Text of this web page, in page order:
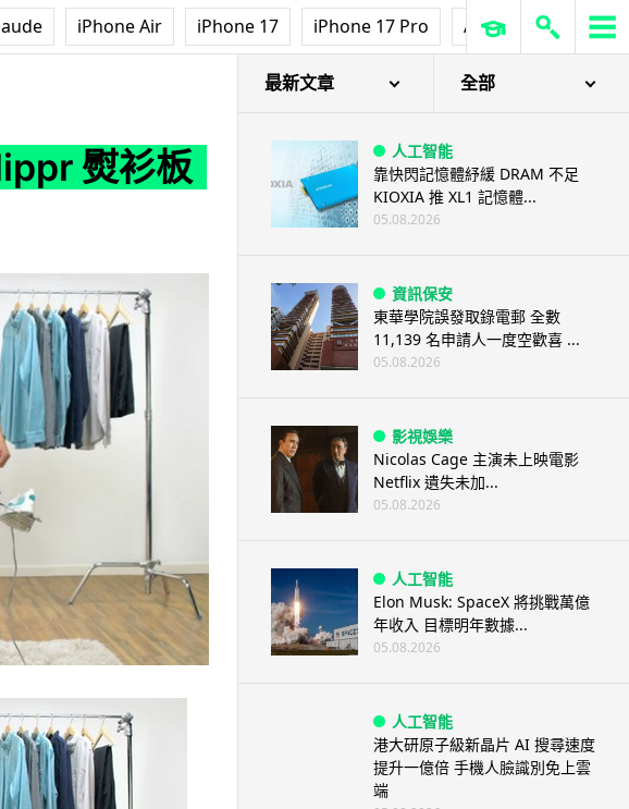
iPhone Air iPhone 17 iPhone 17 Pro AirPods Pro 3
熨衫板
最新文章 全部
人工智能
靠快閃記憶體紓緩 DRAM 不足
KIOXIA 推 XL1 記憶體...
05.08.2026
資訊保安
東華學院誤發取錄電郵 全數
11,139 名申請人一度空歡喜 ...
05.08.2026
影視娛樂
Nicolas Cage 主演未上映電影
Netflix 遺失未加...
05.08.2026
人工智能
Elon Musk: SpaceX 將挑戰萬億
年收入 目標明年數據...
05.08.2026
人工智能
港大研原子級新晶片 AI 搜尋速度
提升一億倍 手機人臉識別免上雲
端